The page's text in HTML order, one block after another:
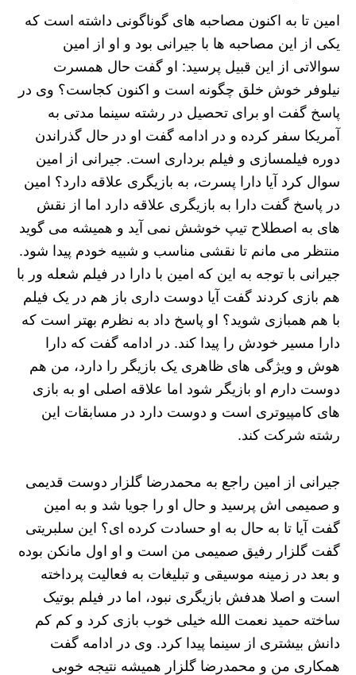
امین تا به اکنون مصاحبه های گوناگونی داشته است که
یکی از این مصاحبه ها با جیرانی بود و او از امین
سوالاتی از این قبیل پرسید: او گفت حال همسرت
نیلوفر خوش خلق چگونه است و اکنون کجاست؟ وی در
پاسخ گفت او برای تحصیل در رشته سینما مدتی به
آمریکا سفر کرده و در ادامه گفت او در حال گذراندن
دوره فیلمسازی و فیلم برداری است. جیرانی از امین
سوال کرد آیا دارا پسرت، به بازیگری علاقه دارد؟ امین
در پاسخ گفت دارا به بازیگری علاقه دارد اما از نقش
های به اصطلاح تیپ خوشش نمی آید و همیشه می گوید
منتظر می مانم تا نقشی مناسب و شبیه خودم پیدا شود.
جیرانی با توجه به این که امین با دارا در فیلم شعله ور با
هم بازی کردند گفت آیا دوست داری باز هم در یک فیلم
با هم همبازی شوید؟ او پاسخ داد به نظرم بهتر است که
دارا مسیر خودش را پیدا کند. در ادامه گفت که دارا
هوش و ویژگی های ظاهری یک بازیگر را دارد، من هم
دوست دارم او بازیگر شود اما علاقه اصلی او به بازی
های کامپیوتری است و دوست دارد در مسابقات این
رشته شرکت کند.
جیرانی از امین راجع به محمدرضا گلزار دوست قدیمی
و صمیمی اش پرسید و حال او را جویا شد و به امین
گفت آیا تا به حال به او حسادت کرده ای؟ این سلبریتی
گفت گلزار رفیق صمیمی من است و او اول مانکن بوده
و بعد در زمینه موسیقی و تبلیغات به فعالیت پرداخته
است و اصلا هدفش بازیگری نبود، اما در فیلم بوتیک
ساخته حمید نعمت الله خیلی خوب بازی کرد و کم کم
دانش بیشتری از سینما پیدا کرد. وی در ادامه گفت
همکاری من و محمدرضا گلزار همیشه نتیجه خوبی